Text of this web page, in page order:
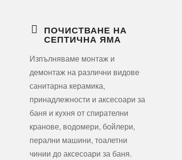
ПОЧИСТВАНЕ НА
СЕПТИЧНА ЯМА
Изпълняваме монтаж и
демонтаж на различни видове
санитарна керамика,
принадлежности и аксесоари за
баня и кухня от спирателни
кранове, водомери, бойлери,
перални машини, тоалетни
чинии до аксесоари за баня.